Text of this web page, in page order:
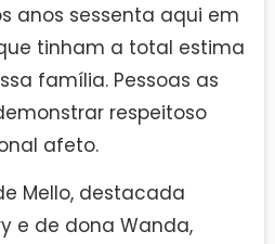
anos sessenta aqui em
tinham a total estima
família. Pessoas as
respeitoso
afeto.
Mello, destacada
e de dona Wanda,